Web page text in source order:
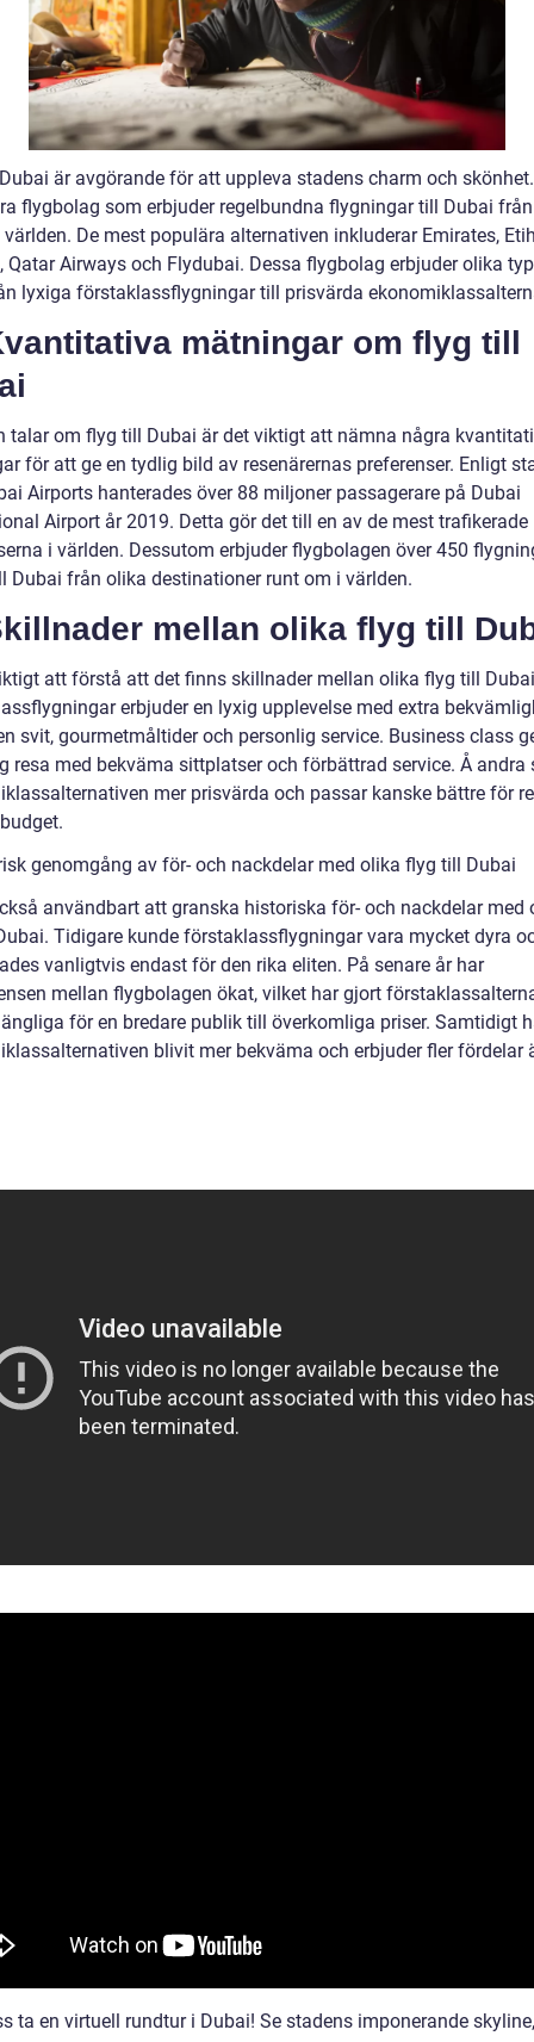
är avgörande för att uppleva stadens charm och
flygbolag som erbjuder regelbundna flygningar till Dubai
världen. De mest populära alternativen inkluderar Emirates,
Qatar Airways och Flydubai. Dessa flygbolag erbjuder olika
lyxiga förstaklassflygningar till prisvärda
mätningar om flyg till
talar om flyg till Dubai är det viktigt att nämna några
för att ge en tydlig bild av resenärernas preferenser. Enligt
Airports hanterades över 88 miljoner passagerare på Dubai
Airport år 2019. Detta gör det till en av de mest trafikerade
i världen. Dessutom erbjuder flygbolagen över 450
Dubai från olika destinationer runt om i världen.
mellan olika flyg till
att förstå att det finns skillnader mellan olika flyg till
erbjuder en lyxig upplevelse med extra
svit, gourmetmåltider och personlig service. Business class
resa med bekväma sittplatser och förbättrad service. Å andra
mer prisvärda och passar kanske bättre för
genomgång av för- och nackdelar med olika flyg till Dubai
användbart att granska historiska för- och nackdelar med
Tidigare kunde förstaklassflygningar vara mycket dyra
vanligtvis endast för den rika eliten. På senare år har
mellan flygbolagen ökat, vilket har gjort
för en bredare publik till överkomliga priser. Samtidigt
blivit mer bekväma och erbjuder fler fördelar
ta en virtuell rundtur i Dubai! Se stadens imponerande